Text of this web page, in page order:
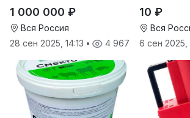
1 000 000 ₽
Вся Россия
28 сен 2025, 14:13 • 4 967
10 ₽
Вся
6 сен 2025,